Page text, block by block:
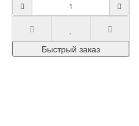
горячие и
холодные
напитки, а также -
Быстрый заказ